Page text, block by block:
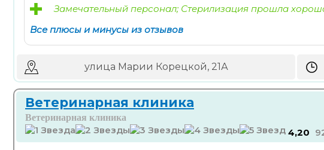
Замечательный персонал; Стерилизация прошла
Все плюсы и минусы из отзывов
улица Марии Корецкой, 21А
Ветеринарная клиника
Ветеринарная клиника
4,20